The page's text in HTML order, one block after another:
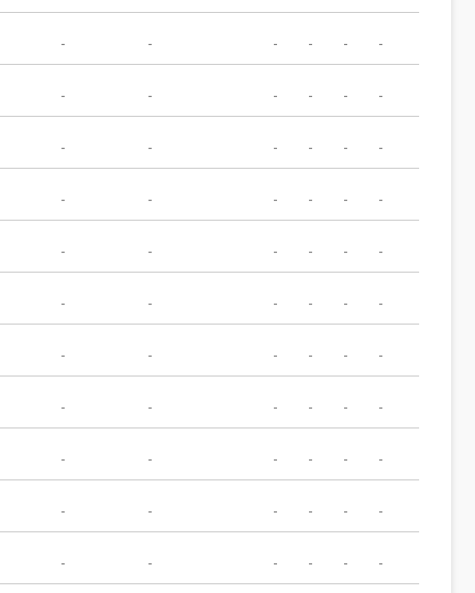
- - - - - -
- - - - - -
- - - - - -
- - - - - -
- - - - - -
- - - - - -
- - - - - -
- - - - - -
- - - - - -
- - - - - -
- - - - - -